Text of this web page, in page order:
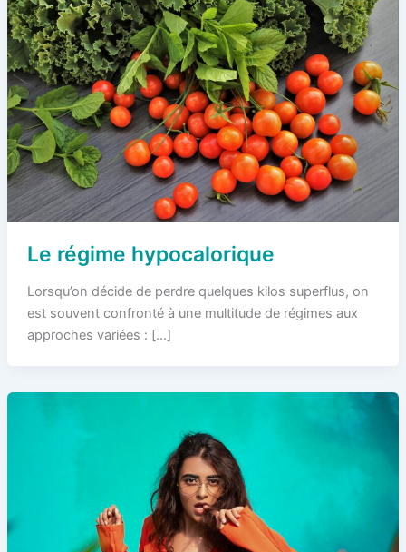
Le régime hypocalorique
Lorsqu’on décide de perdre quelques kilos superflus, on
est souvent confronté à une multitude de régimes aux
approches variées : […]